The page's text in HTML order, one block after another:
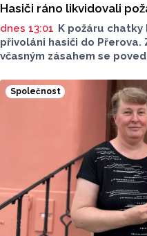
Hasiči ráno likvidovali
dnes 13:01 K požáru chatky
přivoláni hasiči do Přerova.
včasným zásahem se
Společnost